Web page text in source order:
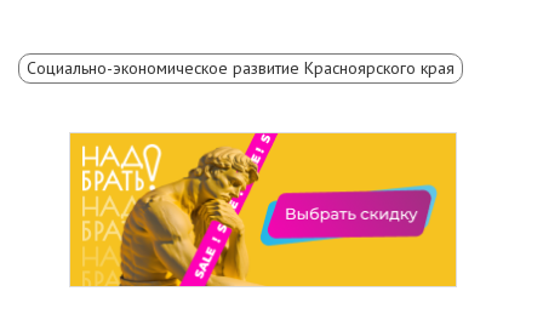
Социально-экономическое развитие Красноярского края